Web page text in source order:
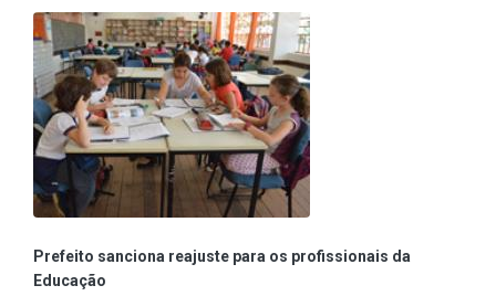
Prefeito sanciona reajuste para os profissionais da
Educação